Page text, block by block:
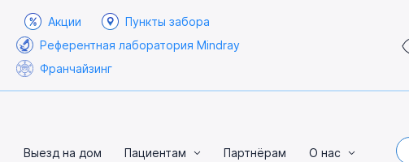
Акции
Пункты забора
Референтная лаборатория Mindray
Франчайзинг
Выезд на дом Пациентам Партнёрам О нас